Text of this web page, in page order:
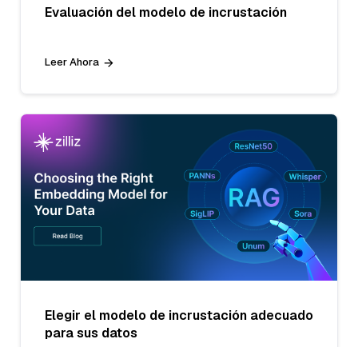
Evaluación del modelo de incrustación
Leer Ahora
Elegir el modelo de incrustación adecuado
para sus datos